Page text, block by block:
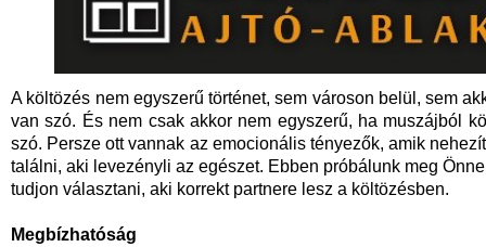
A költözés nem egyszerű történet, sem városon belül, sem
van szó. És nem csak akkor nem egyszerű, ha muszájból
szó. Persze ott vannak az emocionális tényezők, amik
találni, aki levezényli az egészet. Ebben próbálunk meg
tudjon választani, aki korrekt partnere lesz a költözésben.
Megbízhatóság